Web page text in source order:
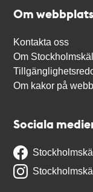
Om
Kontakta oss
Om
Om kakor på
Sociala